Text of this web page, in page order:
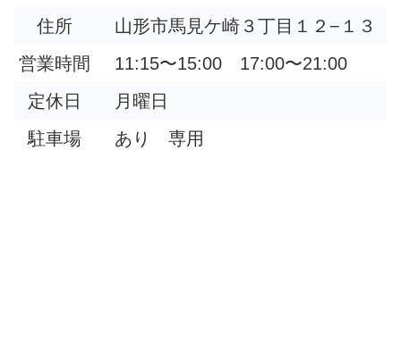
住所
山形市馬見ケ崎３丁目１２−１３
営業時間
11:15〜15:00 17:00〜21:00
定休日
月曜日
駐車場
あり 専用